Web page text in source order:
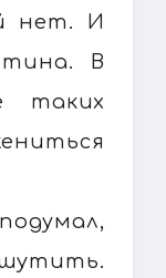
нет. И
В
таких